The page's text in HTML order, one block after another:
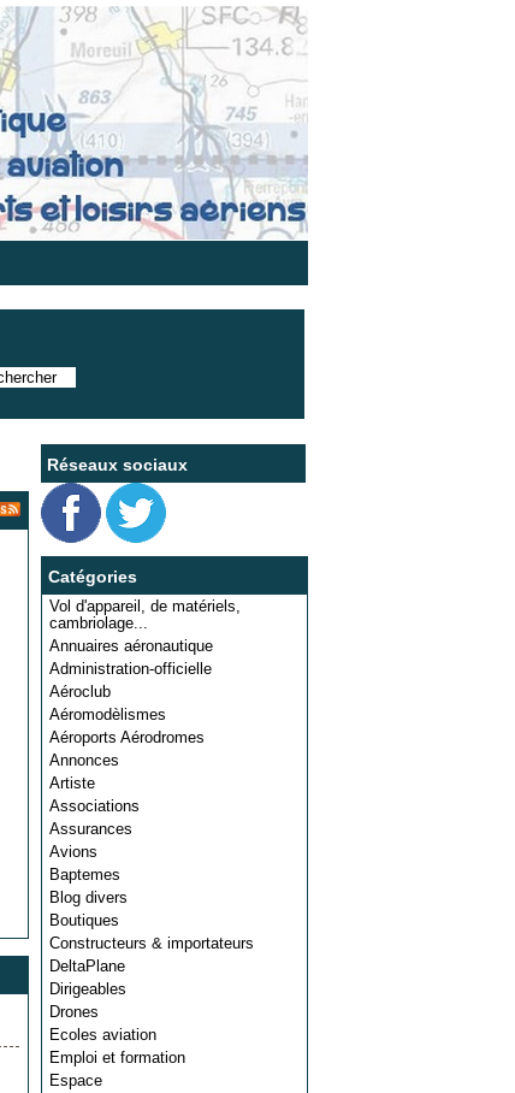
Réseaux sociaux
Catégories
Vol d'appareil, de matériels,
cambriolage...
Annuaires aéronautique
Administration-officielle
Aéroclub
Aéromodèlismes
Aéroports Aérodromes
Annonces
Artiste
Associations
Assurances
Avions
Baptemes
Blog divers
Boutiques
Constructeurs & importateurs
DeltaPlane
Dirigeables
Drones
Ecoles aviation
Emploi et formation
Espace